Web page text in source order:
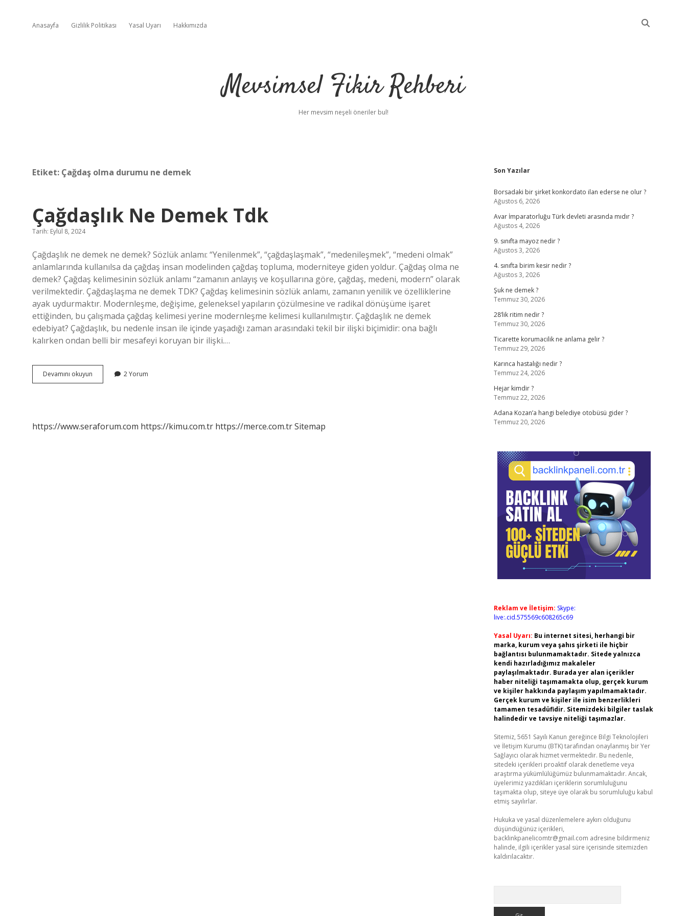
Anasayfa Gizlilik Politikası Yasal Uyarı Hakkımızda
Mevsimsel Fikir Rehberi
Her mevsim neşeli öneriler bul!
Etiket: Çağdaş olma durumu ne demek
Çağdaşlık Ne Demek Tdk
Tarih: Eylül 8, 2024
Çağdaşlık ne demek ne demek? Sözlük anlamı: “Yenilenmek”, “çağdaşlaşmak”, “medenileşmek”, “medeni olmak”
anlamlarında kullanılsa da çağdaş insan modelinden çağdaş topluma, moderniteye giden yoldur. Çağdaş olma ne
demek? Çağdaş kelimesinin sözlük anlamı “zamanın anlayış ve koşullarına göre, çağdaş, medeni, modern” olarak
verilmektedir. Çağdaşlaşma ne demek TDK? Çağdaş kelimesinin sözlük anlamı, zamanın yenilik ve özelliklerine
ayak uydurmaktır. Modernleşme, değişime, geleneksel yapıların çözülmesine ve radikal dönüşüme işaret
ettiğinden, bu çalışmada çağdaş kelimesi yerine modernleşme kelimesi kullanılmıştır. Çağdaşlık ne demek
edebiyat? Çağdaşlık, bu nedenle insan ile içinde yaşadığı zaman arasındaki tekil bir ilişki biçimidir: ona bağlı
kalırken ondan belli bir mesafeyi koruyan bir ilişki.…
Devamını okuyun Çağdaşlık
Ne
2 Yorum
https://www.seraforum.com https://kimu.com.tr https://merce.com.trSitemap
Sidebar
Son Yazılar
Borsadaki bir şirket konkordato ilan ederse ne olur ?
Ağustos 6, 2026
Avar İmparatorluğu Türk devleti arasında mıdır ?
Ağustos 4, 2026
9. sınıfta mayoz nedir ?
Ağustos 3, 2026
4. sınıfta birim kesir nedir ?
Ağustos 3, 2026
Şuk ne demek ?
Temmuz 30, 2026
28’lik ritim nedir ?
Temmuz 30, 2026
Ticarette korumacilik ne anlama gelir ?
Temmuz 29, 2026
Karınca hastalığı nedir ?
Temmuz 24, 2026
Hejar kimdir ?
Temmuz 22, 2026
Adana Kozan’a hangi belediye otobüsü gider ?
Temmuz 20, 2026
Reklam ve İletişim: Skype:
live:.cid.575569c608265c69
Yasal Uyarı: Bu internet sitesi, herhangi bir
marka, kurum veya şahıs şirketi ile hiçbir
bağlantısı bulunmamaktadır. Sitede yalnızca
kendi hazırladığımız makaleler
paylaşılmaktadır. Burada yer alan içerikler
haber niteliği taşımamakta olup, gerçek kurum
ve kişiler hakkında paylaşım yapılmamaktadır.
Gerçek kurum ve kişiler ile isim benzerlikleri
tamamen tesadüfidir. Sitemizdeki bilgiler taslak
halindedir ve tavsiye niteliği taşımazlar.
Sitemiz, 5651 Sayılı Kanun gereğince Bilgi Teknolojileri
ve İletişim Kurumu (BTK) tarafından onaylanmış bir Yer
Sağlayıcı olarak hizmet vermektedir. Bu nedenle,
sitedeki içerikleri proaktif olarak denetleme veya
araştırma yükümlülüğümüz bulunmamaktadır. Ancak,
üyelerimiz yazdıkları içeriklerin sorumluluğunu
taşımakta olup, siteye üye olarak bu sorumluluğu kabul
etmiş sayılırlar.
Hukuka ve yasal düzenlemelere aykırı olduğunu
düşündüğünüz içerikleri,
backlinkpanelicomtr@gmail.com adresine bildirmeniz
halinde, ilgili içerikler yasal süre içerisinde sitemizden
kaldırılacaktır.